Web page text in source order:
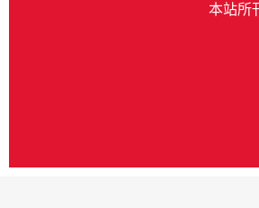
本站所